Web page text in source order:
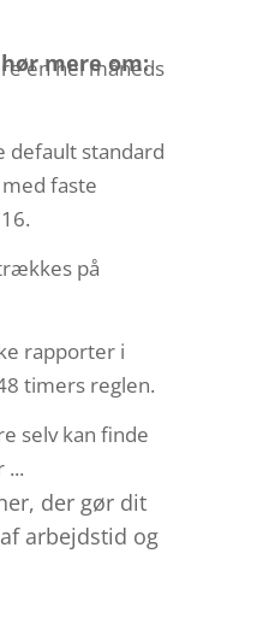
mere om:
en hel måneds
default standard
faste
på
rapporter i
timers reglen.
selv kan finde
...
der gør dit
arbejdstid og